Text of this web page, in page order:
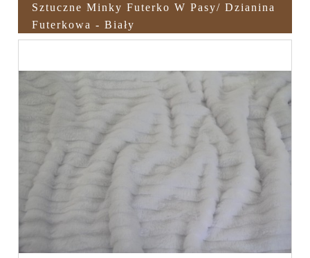
Sztuczne Minky Futerko W Pasy/ Dzianina
Futerkowa - Biały